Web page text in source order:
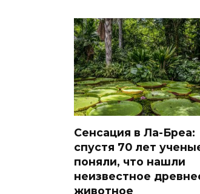
Сенсация в Ла-Бреа:
спустя 70 лет
поняли, что нашли
неизвестное
животное